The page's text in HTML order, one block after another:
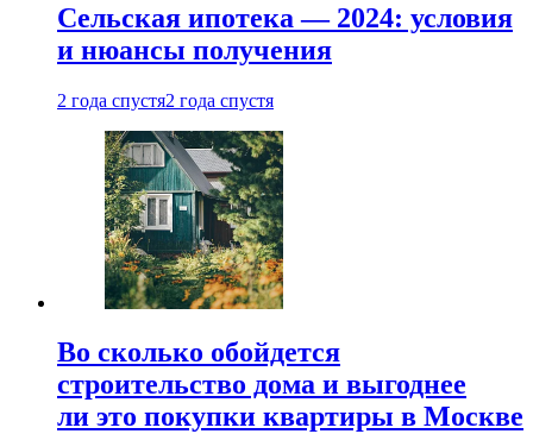
Сельская ипотека — 2024: условия
и нюансы получения
2 года спустя2 года спустя
Во сколько обойдется
строительство дома и выгоднее
ли это покупки квартиры в Москве